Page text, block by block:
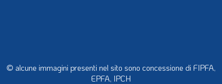
© alcune immagini presenti nel sito sono concessione di FIPFA,
EPFA, IPCH